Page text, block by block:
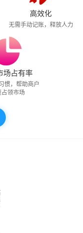
高效化
无需手动记账，释放人力
场占有率
惯，帮助商户
占领市场